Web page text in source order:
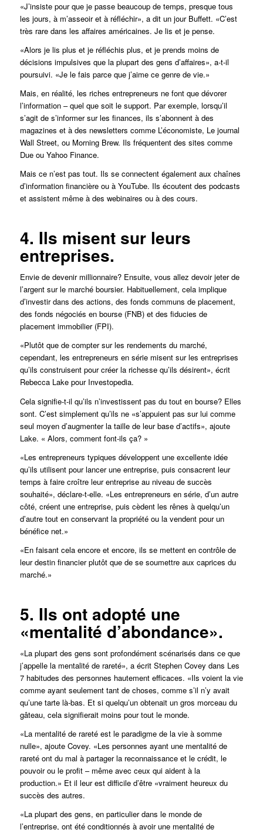
«J’insiste pour que je passe beaucoup de temps, presque tous
les jours, à m’asseoir et à réfléchir», a dit un jour Buffett. «C’est
très rare dans les affaires américaines. Je lis et je pense.
«Alors je lis plus et je réfléchis plus, et je prends moins de
décisions impulsives que la plupart des gens d’affaires», a-t-il
poursuivi. «Je le fais parce que j’aime ce genre de vie.»
Mais, en réalité, les riches entrepreneurs ne font que dévorer
l’information – quel que soit le support. Par exemple, lorsqu’il
s’agit de s’informer sur les finances, ils s’abonnent à des
magazines et à des newsletters comme L’économiste, Le journal
Wall Street, ou Morning Brew. Ils fréquentent des sites comme
Due ou Yahoo Finance.
Mais ce n’est pas tout. Ils se connectent également aux chaînes
d’information financière ou à YouTube. Ils écoutent des podcasts
et assistent même à des webinaires ou à des cours.
4. Ils misent sur leurs
entreprises.
Envie de devenir millionnaire? Ensuite, vous allez devoir jeter de
l’argent sur le marché boursier. Habituellement, cela implique
d’investir dans des actions, des fonds communs de placement,
des fonds négociés en bourse (FNB) et des fiducies de
placement immobilier (FPI).
«Plutôt que de compter sur les rendements du marché,
cependant, les entrepreneurs en série misent sur les entreprises
qu’ils construisent pour créer la richesse qu’ils désirent», écrit
Rebecca Lake pour Investopedia.
Cela signifie-t-il qu’ils n’investissent pas du tout en bourse? Elles
sont. C’est simplement qu’ils ne «s’appuient pas sur lui comme
seul moyen d’augmenter la taille de leur base d’actifs», ajoute
Lake. « Alors, comment font-ils ça? »
«Les entrepreneurs typiques développent une excellente idée
qu’ils utilisent pour lancer une entreprise, puis consacrent leur
temps à faire croître leur entreprise au niveau de succès
souhaité», déclare-t-elle. «Les entrepreneurs en série, d’un autre
côté, créent une entreprise, puis cèdent les rênes à quelqu’un
d’autre tout en conservant la propriété ou la vendent pour un
bénéfice net.»
«En faisant cela encore et encore, ils se mettent en contrôle de
leur destin financier plutôt que de se soumettre aux caprices du
marché.»
5. Ils ont adopté une
«mentalité d’abondance».
«La plupart des gens sont profondément scénarisés dans ce que
j’appelle la mentalité de rareté», a écrit Stephen Covey dans Les
7 habitudes des personnes hautement efficaces. «Ils voient la vie
comme ayant seulement tant de choses, comme s’il n’y avait
qu’une tarte là-bas. Et si quelqu’un obtenait un gros morceau du
gâteau, cela signifierait moins pour tout le monde.
«La mentalité de rareté est le paradigme de la vie à somme
nulle», ajoute Covey. «Les personnes ayant une mentalité de
rareté ont du mal à partager la reconnaissance et le crédit, le
pouvoir ou le profit – même avec ceux qui aident à la
production.» Et il leur est difficile d’être «vraiment heureux du
succès des autres.
«La plupart des gens, en particulier dans le monde de
l’entreprise, ont été conditionnés à avoir une mentalité de